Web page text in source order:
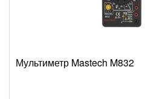
Мультиметр Mastech M832